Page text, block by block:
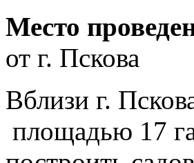
Место
от г. Пскова
Вблизи г.
площадью 17